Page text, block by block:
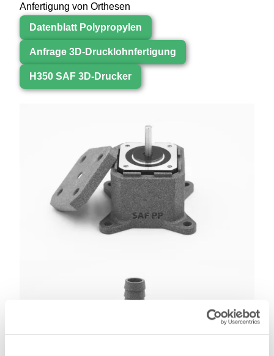
Anfertigung von Orthesen
Datenblatt Polypropylen
Anfrage 3D-Drucklohnfertigung
H350 SAF 3D-Drucker